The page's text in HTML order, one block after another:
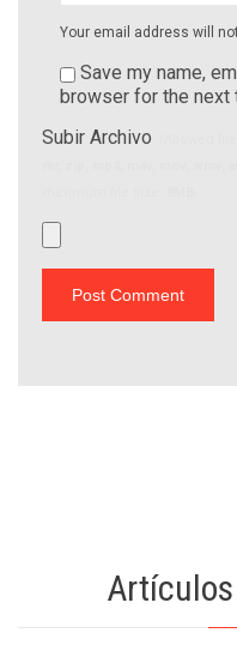
Your email address will
Save my name,
browser for the next
Subir Archivo